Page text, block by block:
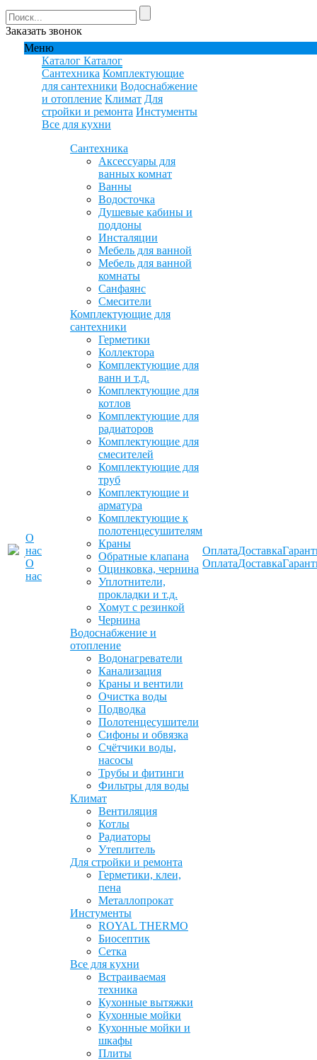
Заказать звонок
Меню
О
нас
О
нас
Каталог Каталог
Сантехника Комплектующие
для сантехники Водоснабжение
и отопление Климат Для
стройки и ремонта Инстументы
Все для кухни
Сантехника
Аксессуары для
ванных комнат
Ванны
Водосточка
Душевые кабины и
поддоны
Инсталяции
Мебель для ванной
Мебель для ванной
комнаты
Санфаянс
Смесители
Комплектующие для
сантехники
Герметики
Коллектора
Комплектующие для
ванн и т.д.
Комплектующие для
котлов
Комплектующие для
радиаторов
Комплектующие для
смесителей
Комплектующие для
труб
Комплектующие и
арматура
Комплектующие к
полотенцесушителям
Краны
Обратные клапана
Оцинковка, чернина
Уплотнители,
прокладки и т.д.
Хомут с резинкой
Чернина
Водоснабжение и
отопление
Водонагреватели
Канализация
Краны и вентили
Очистка воды
Подводка
Полотенцесушители
Сифоны и обвязка
Счётчики воды,
насосы
Трубы и фитинги
Фильтры для воды
Климат
Вентиляция
Котлы
Радиаторы
Утеплитель
Для стройки и ремонта
Герметики, клеи,
пена
Металлопрокат
Инстументы
ROYAL THERMO
Биосептик
Сетка
Все для кухни
Встраиваемая
техника
Кухонные вытяжки
Кухонные мойки
Кухонные мойки и
шкафы
Плиты
Оплата
Оплата
Доставка
Доставка